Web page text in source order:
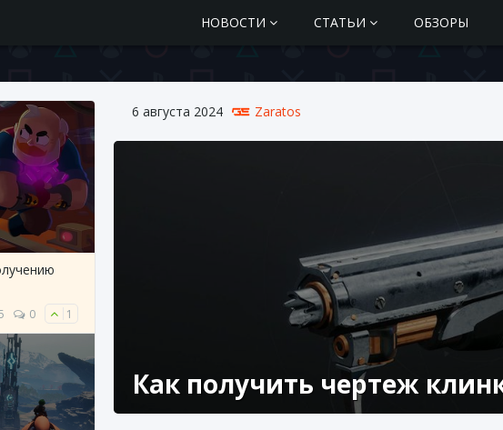
НОВОСТИ СТАТЬИ ОБЗОРЫ
0 1
6 августа 2024 Zaratos
Как получить чертеж